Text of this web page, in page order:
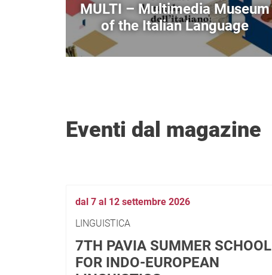
MULTI – Multimedia Museum
of the Italian Language
Eventi dal magazine
dal 7 al 12 settembre 2026
LINGUISTICA
7TH PAVIA SUMMER SCHOOL
FOR INDO-EUROPEAN